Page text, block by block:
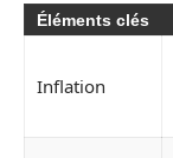
Éléments clés
Inflation